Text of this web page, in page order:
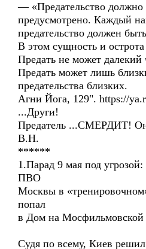
— «Предательство должно
предусмотрено. Каждый
предательство должен
В этом сущность и острота
Предать не может далекий
Предать может лишь
предательства близких.
Агни Йога, 129". https://
...Други!
Предатель ...СМЕРДИТ!
В.Н.
******
1.Парад 9 мая под
ПВО
Москвы в
попал
в Дом на Мосфильмовской
Судя по всему, Киев решил